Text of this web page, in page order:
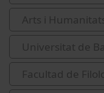
Arts i
Universitat de
Facultad de